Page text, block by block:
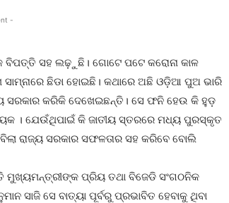
-
ବିପତ୍ତି ସହ ଲଢ଼ୁଛି। ଗୋଟେ ପଟେ କରୋନା କାଳ
ସାମ୍ନାରେ ଛିଡା ହୋଇଛି। କଥାରେ ଅଛି ଓଡ଼ିଆ ପୁଅ ଭାରି
ସରକାର କରିକି ଦେଖେଇଛନ୍ତି। ସେ ଫନି ହେଉ କି ହୁଡ଼
। ଯେଉଁଥିପାଇଁ କି ଜାତୀୟ ସ୍ତରରେ ମଧ୍ୟ ପୁରସ୍କୃତ
ରାଜ୍ୟ ସରକାର ସଫଳତାର ସହ କରିବେ ବୋଲି
ମୁଖ୍ୟମନ୍ତ୍ରୀଙ୍କ ପ୍ରିୟ ତଥା ବିଜେଡି ସଂଗଠନିକ
ସାଜି ସେ ବାତ୍ୟା ପୂର୍ବରୁ ପ୍ରଭାବିତ ହେବାକୁ ଥିବା